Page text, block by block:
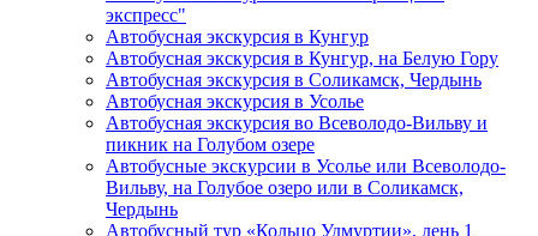
экспресс"
Автобусная экскурсия в Кунгур
Автобусная экскурсия в Кунгур, на Белую Гору
Автобусная экскурсия в Соликамск, Чердынь
Автобусная экскурсия в Усолье
Автобусная экскурсия во Всеволодо-Вильву и
пикник на Голубом озере
Автобусные экскурсии в Усолье или Всеволодо-
Вильву, на Голубое озеро или в Соликамск,
Чердынь
Автобусный тур «Кольцо Удмуртии», день 1